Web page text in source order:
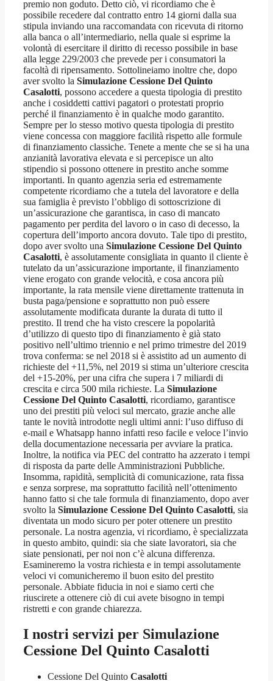
premio non goduto. Detto ciò, vi ricordiamo che è
possibile recedere dal contratto entro 14 giorni dalla sua
stipula inviando una raccomandata con ricevuta di ritorno
alla banca o all’intermediario, nella quale si esprime la
volontà di esercitare il diritto di recesso possibile in base
alla legge 229/2003 che prevede per i consumatori la
facoltà di ripensamento. Sottolineiamo inoltre che, dopo
aver svolto la Simulazione Cessione Del Quinto
Casalotti, possono accedere a questa tipologia di prestito
anche i cosiddetti cattivi pagatori o protestati proprio
perché il finanziamento è in qualche modo garantito.
Sempre per lo stesso motivo questa tipologia di prestito
viene concessa con maggiore facilità rispetto alle formule
di finanziamento classiche. Tenete a mente che se si ha una
anzianità lavorativa elevata e si percepisce un alto
stipendio si possono ottenere in prestito anche somme
importanti. In quanto agenzia seria ed estremamente
competente ricordiamo che a tutela del lavoratore e della
sua famiglia è previsto l’obbligo di sottoscrizione di
un’assicurazione che garantisca, in caso di mancato
pagamento per perdita del lavoro o in caso di decesso, la
copertura dell’importo ancora dovuto. Tale tipo di prestito,
dopo aver svolto una Simulazione Cessione Del Quinto
Casalotti, è assolutamente consigliata in quanto il cliente è
tutelato da un’assicurazione importante, il finanziamento
viene erogato con grande velocità, e cosa ancora più
importante, la rata mensile viene direttamente trattenuta in
busta paga/pensione e soprattutto non può essere
assolutamente modificata durante la durata di tutto il
prestito. Il trend che ha visto crescere la popolarità
d’utilizzo di questo tipo di finanziamento è già stato
positivo nell’ultimo triennio e nel primo trimestre del 2019
trova conferma: se nel 2018 si è assistito ad un aumento di
richieste del +11,5%, nel 2019 si stima un’ulteriore crescita
del +15-20%, per una cifra che supera i 7 miliardi di
crescita e circa 500 mila richieste. La Simulazione
Cessione Del Quinto Casalotti, ricordiamo, garantisce
uno dei prestiti più veloci sul mercato, grazie anche alle
tante le novità introdotte negli ultimi anni: l’uso diffuso di
e-mail e Whatsapp hanno infatti reso facile e veloce l’invio
della documentazione necessaria per avviare la pratica.
Inoltre, la notifica via PEC del contratto ha azzerato i tempi
di risposta da parte delle Amministrazioni Pubbliche.
Insomma, rapidità, semplicità di comunicazione, rata fissa
e senza sorprese, ma soprattutto facilità nell’ottenimento
hanno fatto si che tale formula di finanziamento, dopo aver
svolto la Simulazione Cessione Del Quinto Casalotti, sia
diventata un modo sicuro per poter ottenere un prestito
personale. La nostra agenzia, vi ricordiamo, è specializzata
in questo ambito, quindi: sia che siate lavoratori, sia che
siate pensionati, per noi non c’è alcuna differenza.
Esamineremo la vostra richiesta e in tempi assolutamente
veloci vi comunicheremo il buon esito del prestito
personale. Abbiate fiducia in noi e siamo certi che
riuscirete a ottenere ciò di cui avete bisogno in tempi
ristretti e con grande chiarezza.
I nostri servizi per Simulazione
Cessione Del Quinto Casalotti
Cessione Del Quinto Casalotti